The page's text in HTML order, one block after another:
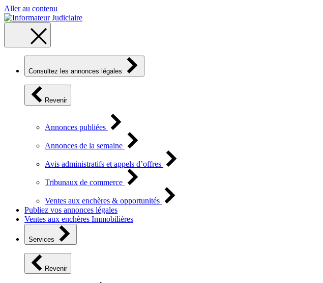
Aller au contenu
Consultez les annonces légales
Revenir
Annonces publiées
Annonces de la semaine
Avis administratifs et appels d’offres
Tribunaux de commerce
Ventes aux enchères & opportunités
Publiez vos annonces légales
Ventes aux enchères Immobilières
Services
Revenir